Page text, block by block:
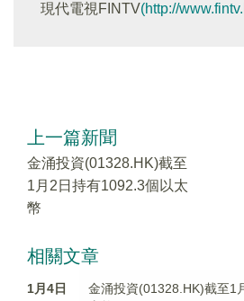
現代電視FINTV(http://
上一篇新聞
金涌投資(01328.HK)截至
1月2日持有1092.3個以太
幣
相關文章
1月4日
金涌投資(01328.HK)截至1